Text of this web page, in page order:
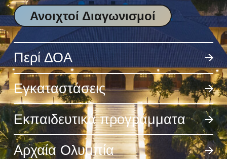
Ανοιχτοί Διαγωνισμοί
Περί ΔΟΑ
Εγκαταστάσεις
Εκπαιδευτικά προγράμματα
Αρχαία Ολυμπία